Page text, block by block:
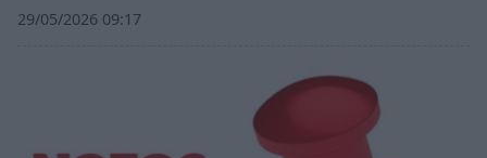
29/05/2026 09:17